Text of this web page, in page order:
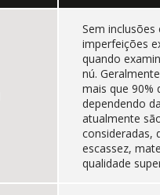
Sem inclusões
imperfeições
quando
nú.
mais que 90%
dependendo
atualmente
consideradas,
escassez,
qualidade